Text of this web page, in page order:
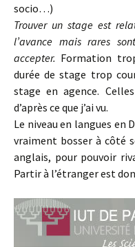
socio…)
Trouver un stage est
l’avance mais rares
accepter. Formation
durée de stage trop
stage en agence.
d’après ce que j’ai vu.
Le niveau en langues en
vraiment bosser à côté
anglais, pour pouvoir
Partir à l’étranger est